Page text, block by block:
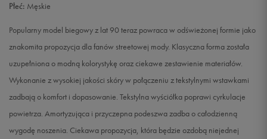
44
44 2/3 28,5 cm Powiadom o dostępności
29 cm
46 29,5 cm Powiadom o dostępności
46 2/3 30 cm Powiadom o dostępności
Płeć: Męskie
Popularny model biegowy z lat 90 teraz powraca w odświeżonej formie jako
znakomita propozycja dla fanów streetowej mody. Klasyczna forma została
uzupełniona o modną kolorystykę oraz ciekawe zestawienie materiałów.
Wykonanie z wysokiej jakości skóry w połączeniu z tekstylnymi wstawkami
zadbają o komfort i dopasowanie. Tekstylna wyściółka poprawi cyrkulacje
powietrza. Amortyzująca i przyczepna podeszwa zadba o całodzienną
wygodę noszenia. Ciekawa propozycja, która będzie ozdobą niejednej